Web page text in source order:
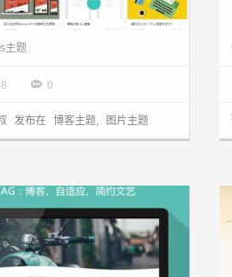
主题
 0
发布在 博客主题, 图片主题